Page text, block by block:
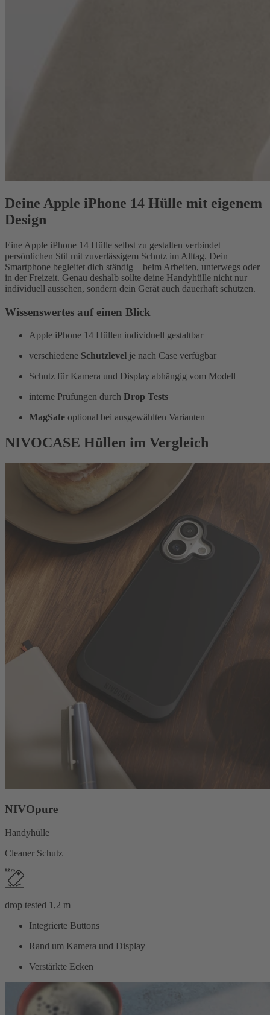
Deine Apple iPhone 14 Hülle mit eigenem
Design
Eine Apple iPhone 14 Hülle selbst zu gestalten verbindet
persönlichen Stil mit zuverlässigem Schutz im Alltag. Dein
Smartphone begleitet dich ständig – beim Arbeiten, unterwegs oder
in der Freizeit. Genau deshalb sollte deine Handyhülle nicht nur
individuell aussehen, sondern dein Gerät auch dauerhaft schützen.
Wissenswertes auf einen Blick
Apple iPhone 14 Hüllen individuell gestaltbar
verschiedene Schutzlevel je nach Case verfügbar
Schutz für Kamera und Display abhängig vom Modell
interne Prüfungen durch Drop Tests
MagSafe optional bei ausgewählten Varianten
NIVOCASE Hüllen im Vergleich
NIVOpure
Handyhülle
Cleaner Schutz
drop tested 1,2 m
Integrierte Buttons
Rand um Kamera und Display
Verstärkte Ecken